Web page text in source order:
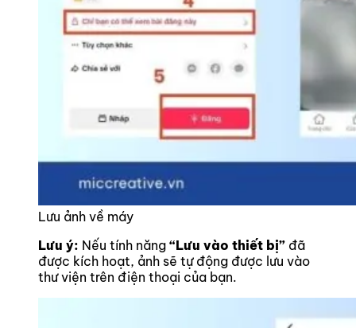
Lưu ảnh về máy
Lưu ý: Nếu tính năng “Lưu vào thiết bị” đã
được kích hoạt, ảnh sẽ tự động được lưu vào
thư viện trên điện thoại của bạn.